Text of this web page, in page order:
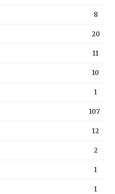
8
20
11
10
1
107
12
2
1
1